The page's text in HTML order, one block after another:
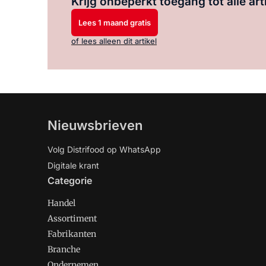
Lees 1 maand gratis
of lees alleen dit artikel
Nieuwsbrieven
Volg Distrifood op WhatsApp
Digitale krant
Categorie
Handel
Assortiment
Fabrikanten
Branche